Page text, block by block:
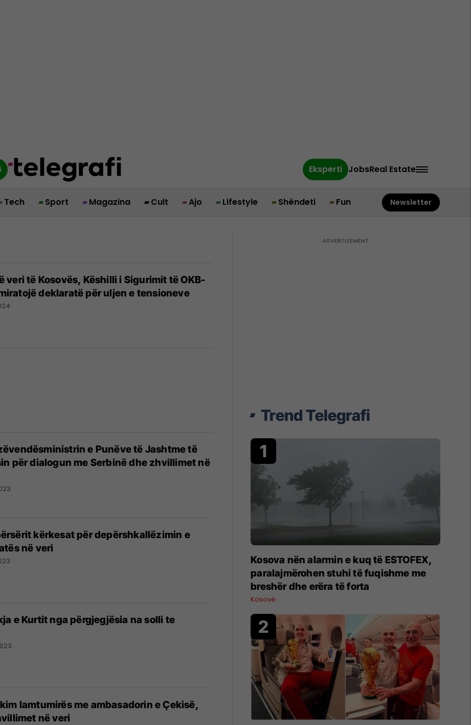
Eksperti JobsReal Estate
Tech Sport Magazina Cult Ajo Lifestyle Shëndeti Fun Newsletter
veri të Kosovës, Këshilli i Sigurimit të OKB-
deklaratë për uljen e tensioneve
e Punëve të Jashtme të
për dialogun me Serbinë dhe zhvillimet në
kërkesat për depërshkallëzimin e
në veri
e Kurtit nga përgjegjësia na solli te
lamtumirës me ambasadorin e Çekisë,
në veri
Trend Telegrafi
Kosova nën alarmin e kuq të ESTOFEX,
paralajmërohen stuhi të fuqishme me
breshër dhe erëra të forta
Kosovë